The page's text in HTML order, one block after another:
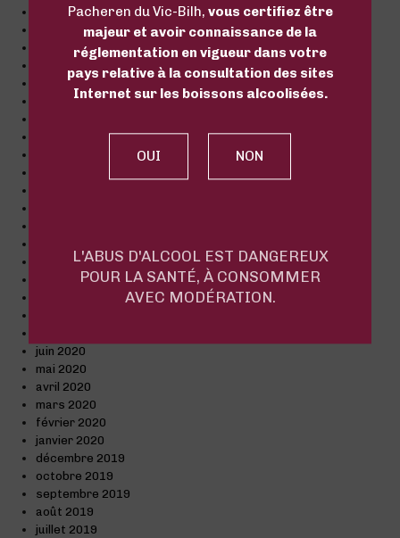
juillet 2022
juin 2022
mai 2022
décembre 2021
octobre 2021
novembre 2020
octobre 2020
septembre 2020
juin 2020
mai 2020
avril 2020
mars 2020
février 2020
janvier 2020
décembre 2019
octobre 2019
septembre 2019
août 2019
juillet 2019
Pacheren du Vic-Bilh, vous certifiez être
majeur et avoir connaissance de la
réglementation en vigueur dans votre
pays relative à la consultation des sites
Internet sur les boissons alcoolisées.
L'ABUS D'ALCOOL EST DANGEREUX
POUR LA SANTÉ, À CONSOMMER
AVEC MODÉRATION.